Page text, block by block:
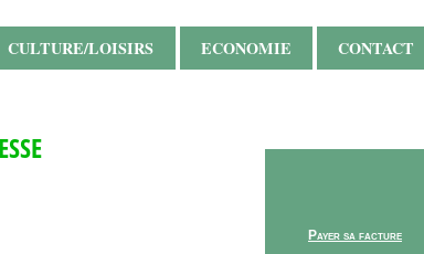
CULTURE/LOISIRS ECONOMIE CONTACT
Payer sa facture